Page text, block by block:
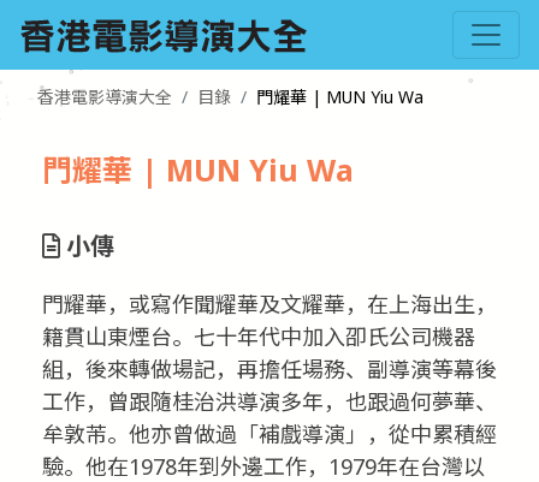
香港電影導演大全 目錄 門耀華 | MUN Yiu Wa
門耀華 | MUN Yiu Wa
小傳
門耀華，或寫作聞耀華及文耀華，在上海出生，
籍貫山東煙台。七十年代中加入卲氏公司機器
組，後來轉做場記，再擔任場務、副導演等幕後
工作，曾跟隨桂治洪導演多年，也跟過何夢華、
牟敦芾。他亦曾做過「補戲導演」，從中累積經
驗。他在1978年到外邊工作，1979年在台灣以